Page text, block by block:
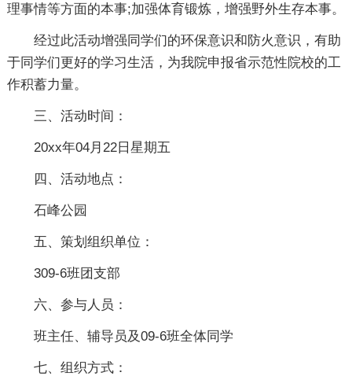
理事情等方面的本事;加强体育锻炼，增强野外生存本事。
经过此活动增强同学们的环保意识和防火意识，有助
于同学们更好的学习生活，为我院申报省示范性院校的工
作积蓄力量。
三、活动时间：
20xx年04月22日星期五
四、活动地点：
石峰公园
五、策划组织单位：
309-6班团支部
六、参与人员：
班主任、辅导员及09-6班全体同学
七、组织方式：